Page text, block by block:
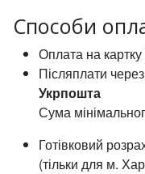
Способи
Оплата на картку
Післяплати
Укрпошта
Сума
Готівковий
(тільки для м.